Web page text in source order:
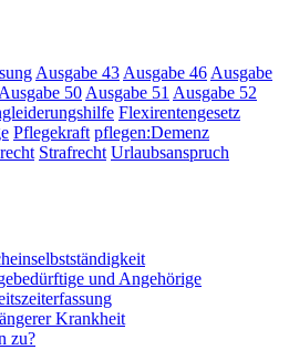
Ausgabe 43 Ausgabe 46 Ausgabe
Ausgabe 50 Ausgabe 51 Ausgabe 52
Flexirentengesetz
Pflegekraft pflegen:Demenz
Strafrecht Urlaubsanspruch
und Angehörige
Krankheit
zu?